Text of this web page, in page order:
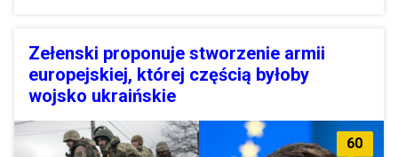
Zełenski proponuje stworzenie armii
europejskiej, której częścią byłoby
wojsko ukraińskie
60